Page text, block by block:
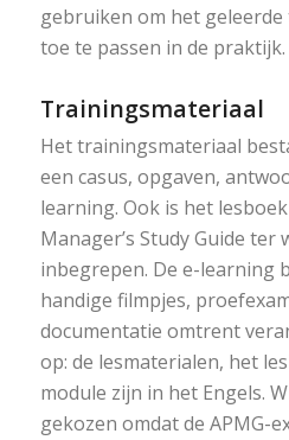
gebruiken om het
toe te passen in de praktijk.
Trainingsmateriaal
Het trainingsmateriaal
een casus, opgaven,
learning. Ook is het
Manager’s Study Guide ter
inbegrepen. De e-learning
handige filmpjes,
documentatie omtrent
op: de lesmaterialen, het
module zijn in het Engels.
gekozen omdat de APMG-